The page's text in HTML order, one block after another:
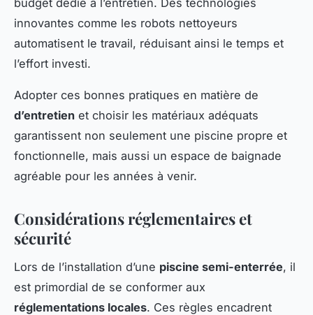
budget dédié à l’entretien. Des technologies
innovantes comme les robots nettoyeurs
automatisent le travail, réduisant ainsi le temps et
l’effort investi.
Adopter ces bonnes pratiques en matière de
d’entretien et choisir les matériaux adéquats
garantissent non seulement une piscine propre et
fonctionnelle, mais aussi un espace de baignade
agréable pour les années à venir.
Considérations réglementaires et
sécurité
Lors de l’installation d’une piscine semi-enterrée, il
est primordial de se conformer aux
réglementations locales. Ces règles encadrent